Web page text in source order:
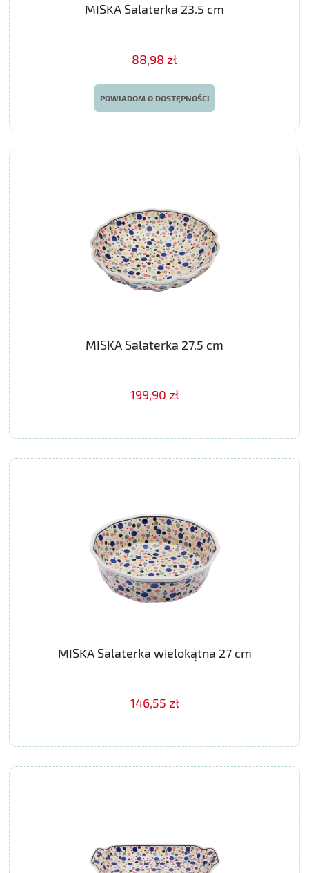
MISKA Salaterka 23.5 cm
88,98 zł
POWIADOM O DOSTĘPNOŚCI
MISKA Salaterka 27.5 cm
199,90 zł
MISKA Salaterka wielokątna 27 cm
146,55 zł